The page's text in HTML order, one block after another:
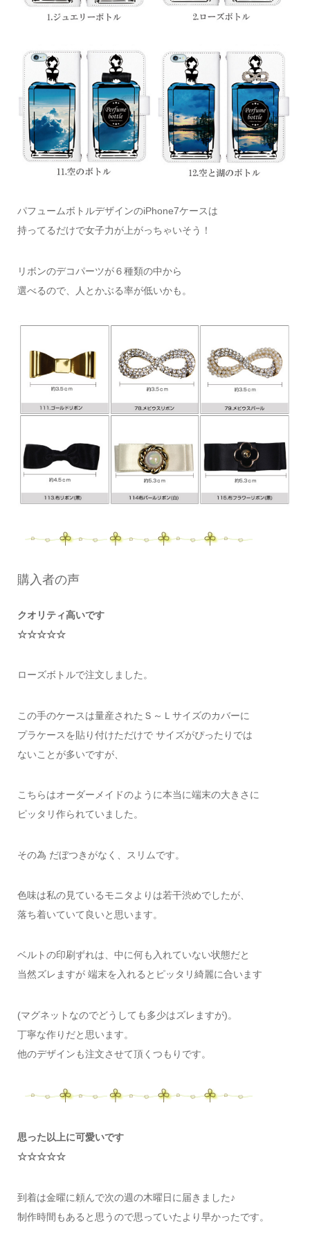
パフュームボトルデザインのiPhone7ケースは
持ってるだけで女子力が上がっちゃいそう！
リボンのデコパーツが６種類の中から
選べるので、人とかぶる率が低いかも。
購入者の声
クオリティ高いです
☆☆☆☆☆
ローズボトルで注文しました。
この手のケースは量産されたＳ～Ｌサイズのカバーに
プラケースを貼り付けただけで サイズがぴったりでは
ないことが多いですが、
こちらはオーダーメイドのように本当に端末の大きさに
ピッタリ作られていました。
その為 だぼつきがなく、スリムです。
色味は私の見ているモニタよりは若干渋めでしたが、
落ち着いていて良いと思います。
ベルトの印刷ずれは、中に何も入れていない状態だと
当然ズレますが 端末を入れるとピッタリ綺麗に合います
(マグネットなのでどうしても多少はズレますが)。
丁寧な作りだと思います。
他のデザインも注文させて頂くつもりです。
思った以上に可愛いです
☆☆☆☆☆
到着は金曜に頼んで次の週の木曜日に届きました♪
制作時間もあると思うので思っていたより早かったです。